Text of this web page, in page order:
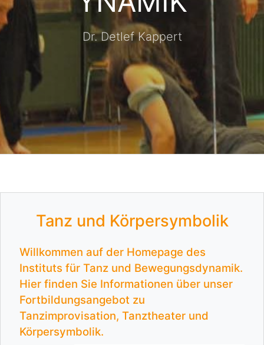
Dr. Detlef Kappert
Tanz und Körpersymbolik
Willkommen auf der Homepage des
Instituts für Tanz und Bewegungsdynamik.
Hier finden Sie Informationen über unser
Fortbildungsangebot zu
Tanzimprovisation, Tanztheater und
Körpersymbolik.